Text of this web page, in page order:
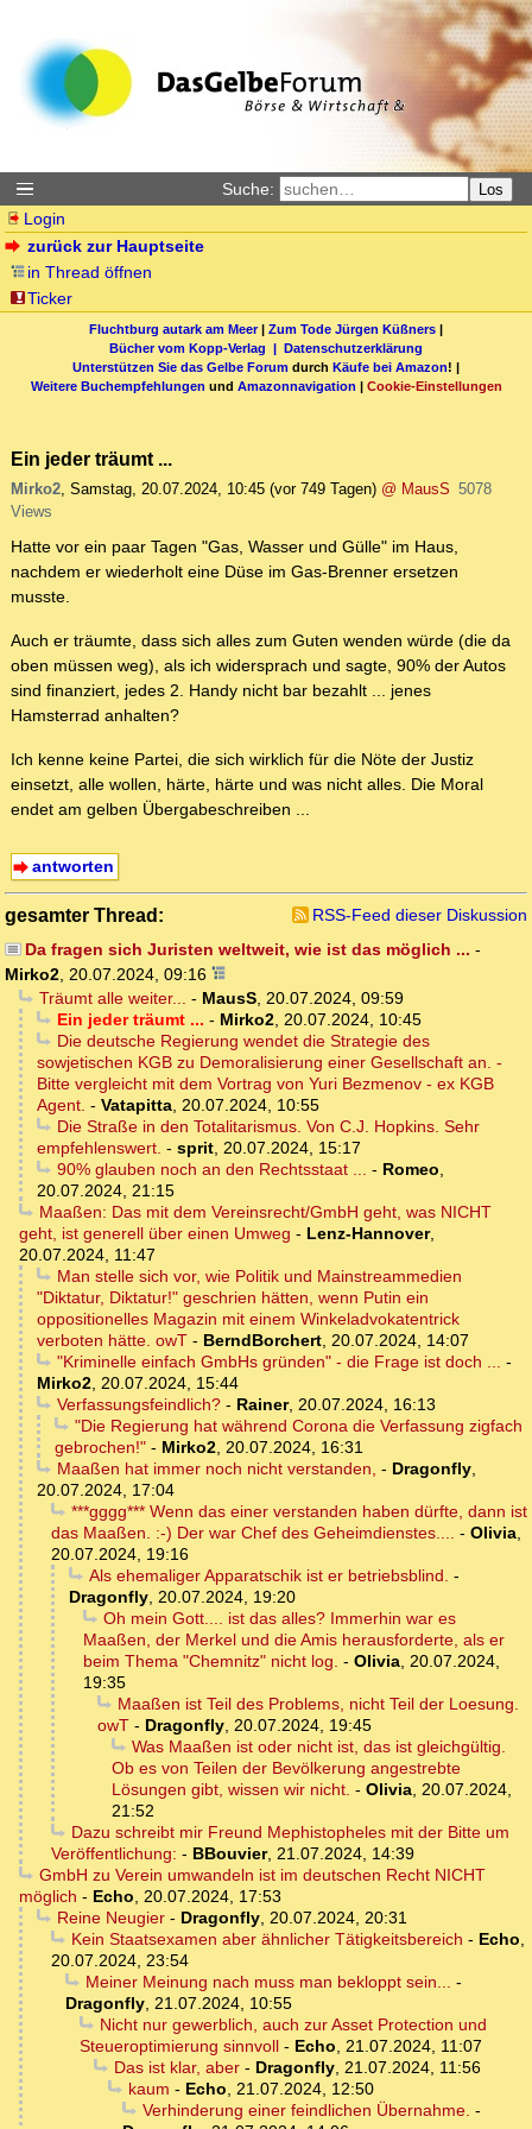
Suche: Los
Login
zurück zur Hauptseite
in Thread öffnen
Ticker
Fluchtburg autark am Meer| Zum Tode Jürgen Küßners |
Bücher vom Kopp-Verlag | Datenschutzerklärung
Unterstützen Sie das Gelbe Forum durch Käufe bei Amazon! |
Weitere Buchempfehlungen und Amazonnavigation | Cookie-Einstellungen
Ein jeder träumt ...
Mirko2, Samstag, 20.07.2024, 10:45 (vor 749 Tagen) @ MausS 5078
Views
Hatte vor ein paar Tagen "Gas, Wasser und Gülle" im Haus,
nachdem er wiederholt eine Düse im Gas-Brenner ersetzen
musste.
Auch er träumte, dass sich alles zum Guten wenden würde (die da
oben müssen weg), als ich widersprach und sagte, 90% der Autos
sind finanziert, jedes 2. Handy nicht bar bezahlt ... jenes
Hamsterrad anhalten?
Ich kenne keine Partei, die sich wirklich für die Nöte der Justiz
einsetzt, alle wollen, härte, härte und was nicht alles. Die Moral
endet am gelben Übergabeschreiben ...
antworten
gesamter Thread:
RSS-Feed dieser Diskussion
Da fragen sich Juristen weltweit, wie ist das möglich ... -
Mirko2, 20.07.2024, 09:16
Träumt alle weiter... - MausS, 20.07.2024, 09:59
Ein jeder träumt ... - Mirko2, 20.07.2024, 10:45
Die deutsche Regierung wendet die Strategie des
sowjetischen KGB zu Demoralisierung einer Gesellschaft an. -
Bitte vergleicht mit dem Vortrag von Yuri Bezmenov - ex KGB
Agent. - Vatapitta, 20.07.2024, 10:55
Die Straße in den Totalitarismus. Von C.J. Hopkins. Sehr
empfehlenswert. - sprit, 20.07.2024, 15:17
90% glauben noch an den Rechtsstaat ... - Romeo,
20.07.2024, 21:15
Maaßen: Das mit dem Vereinsrecht/GmbH geht, was NICHT
geht, ist generell über einen Umweg - Lenz-Hannover,
20.07.2024, 11:47
Man stelle sich vor, wie Politik und Mainstreammedien
"Diktatur, Diktatur!" geschrien hätten, wenn Putin ein
oppositionelles Magazin mit einem Winkeladvokatentrick
verboten hätte. owT - BerndBorchert, 20.07.2024, 14:07
"Kriminelle einfach GmbHs gründen" - die Frage ist doch ... -
Mirko2, 20.07.2024, 15:44
Verfassungsfeindlich?- Rainer, 20.07.2024, 16:13
"Die Regierung hat während Corona die Verfassung zigfach
gebrochen!" - Mirko2, 20.07.2024, 16:31
Maaßen hat immer noch nicht verstanden, - Dragonfly,
20.07.2024, 17:04
***gggg*** Wenn das einer verstanden haben dürfte, dann ist
das Maaßen. :-) Der war Chef des Geheimdienstes.... - Olivia,
20.07.2024, 19:16
Als ehemaliger Apparatschik ist er betriebsblind. -
Dragonfly, 20.07.2024, 19:20
Oh mein Gott.... ist das alles? Immerhin war es
Maaßen, der Merkel und die Amis herausforderte, als er
beim Thema "Chemnitz" nicht log. - Olivia, 20.07.2024,
19:35
Maaßen ist Teil des Problems, nicht Teil der Loesung.
owT - Dragonfly, 20.07.2024, 19:45
Was Maaßen ist oder nicht ist, das ist gleichgültig.
Ob es von Teilen der Bevölkerung angestrebte
Lösungen gibt, wissen wir nicht. - Olivia, 20.07.2024,
21:52
Dazu schreibt mir Freund Mephistopheles mit der Bitte um
Veröffentlichung: - BBouvier, 21.07.2024, 14:39
GmbH zu Verein umwandeln ist im deutschen Recht NICHT
möglich - Echo, 20.07.2024, 17:53
Reine Neugier- Dragonfly, 20.07.2024, 20:31
Kein Staatsexamen aber ähnlicher Tätigkeitsbereich - Echo,
20.07.2024, 23:54
Meiner Meinung nach muss man bekloppt sein... -
Dragonfly, 21.07.2024, 10:55
Nicht nur gewerblich, auch zur Asset Protection und
Steueroptimierung sinnvoll - Echo, 21.07.2024, 11:07
Das ist klar, aber- Dragonfly, 21.07.2024, 11:56
kaum - Echo, 21.07.2024, 12:50
Verhinderung einer feindlichen Übernahme. -